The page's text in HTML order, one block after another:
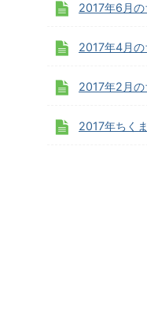
2017年6月の
2017年4月の
2017年2月の
2017年ちく